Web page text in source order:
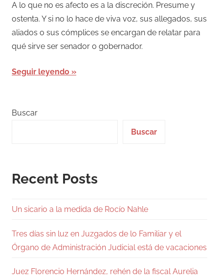
A lo que no es afecto es a la discreción. Presume y
ostenta. Y si no lo hace de viva voz, sus allegados, sus
aliados o sus cómplices se encargan de relatar para
qué sirve ser senador o gobernador.
Seguir leyendo
Buscar
Buscar
Recent Posts
Un sicario a la medida de Rocío Nahle
Tres días sin luz en Juzgados de lo Familiar y el
Órgano de Administración Judicial está de vacaciones
Juez Florencio Hernández, rehén de la fiscal Aurelia